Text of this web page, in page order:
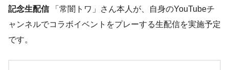
記念生配信「常闇トワ」さん本人が、自身のYouTubeチ
ャンネルでコラボイベントをプレーする生配信を実施予定
です。